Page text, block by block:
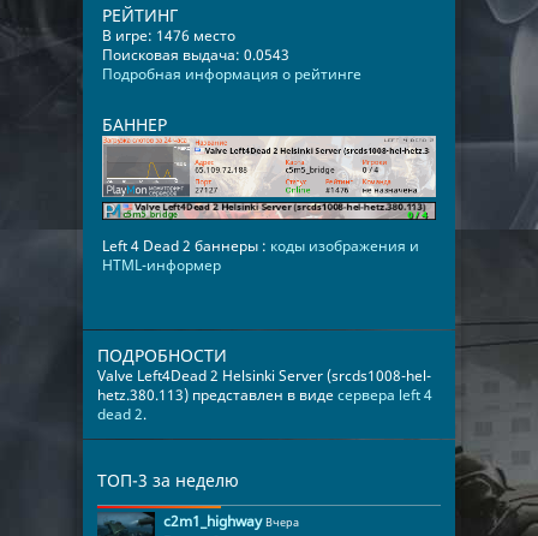
РЕЙТИНГ
В игре: 1476 место
Поисковая выдача: 0.0543
Подробная информация о рейтинге
БАННЕР
Left 4 Dead 2 баннеры : коды изображения и
HTML-информер
ПОДРОБНОСТИ
Valve Left4Dead 2 Helsinki Server (srcds1008-hel-
hetz.380.113) представлен в видесервера left 4
dead 2.
ТОП-3 за неделю
c2m1_highway Вчера